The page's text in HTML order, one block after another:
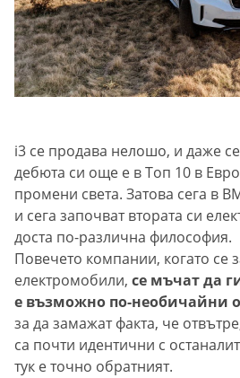
i3 се продава нелошо, и даже
дебюта си още е в Топ 10 в
промени света. Затова сега в
и сега започват втората си
доста по-различна философия.
Повечето компании, когато се
електромобили, се мъчат да
е възможно по-необичайни
за да замажат факта, че
са почти идентични с
тук е точно обратният.